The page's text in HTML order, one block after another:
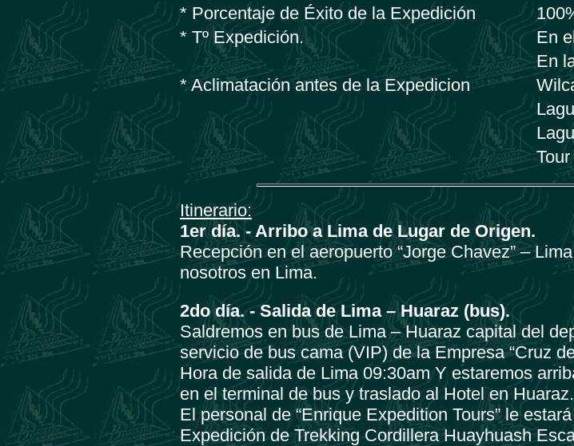
* Porcentaje de Éxito de la Expedición
* Tº Expedición.
En
En
* Aclimatación antes de la Expedicion
Itinerario:
1er día. -Arribo a Lima de Lugar de Origen.
Recepción en el aeropuerto “Jorge Chavez” –
nosotros en Lima.
2do día. - Salida de Lima – Huaraz (bus).
Saldremos en bus de Lima – Huaraz capital del
servicio de bus cama (VIP) de la Empresa “Cruz
Hora de salida de Lima 09:30am Y estaremos
en el terminal de bus y traslado al Hotel en Huaraz.
El personal de “Enrique Expedition Tours” le
Expedición de Trekking Cordillera Huayhuash